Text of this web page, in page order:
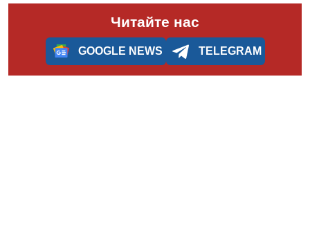
Читайте нас
GOOGLE NEWS TELEGRAM